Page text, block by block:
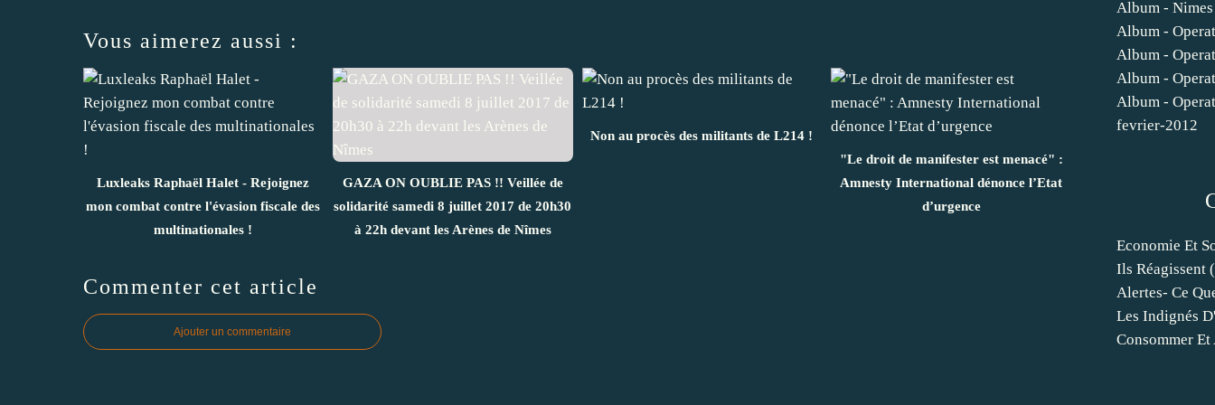
Vous aimerez aussi :
Luxleaks Raphaël Halet - Rejoignez
mon combat contre l'évasion fiscale des
multinationales !
GAZA ON OUBLIE PAS !! Veillée de
solidarité samedi 8 juillet 2017 de 20h30
à 22h devant les Arènes de Nîmes
Non au procès des militants de L214 !
"Le droit de manifester est menacé" :
Amnesty International dénonce l’Etat
d’urgence
Commenter cet article
Ajouter un commentaire
Economie Et
Ils Réagissent
Alertes- Ce
Les Indignés
Consommer
Album - Nimes
Album -
Album -
Album -
Album -
fevrier-2012